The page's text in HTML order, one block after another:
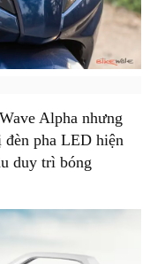
Alpha nhưng
pha LED hiện
duy trì bóng